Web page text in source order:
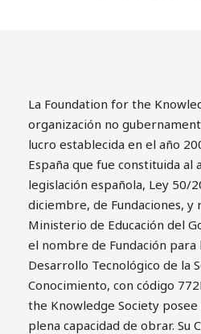
La Foundation for the
organización no
lucro establecida en el año
España que fue constituida al
legislación española, Ley 50/
diciembre, de Fundaciones, y
Ministerio de Educación del
el nombre de Fundación para
Desarrollo Tecnológico de la
Conocimiento, con código
the Knowledge Society
plena capacidad de obrar. Su